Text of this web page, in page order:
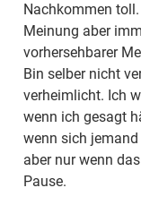
Nachkommen
Meinung aber
vorhersehbarer
Bin selber nicht
verheimlicht. Ich
wenn ich gesagt
wenn sich
aber nur wenn
Pause.